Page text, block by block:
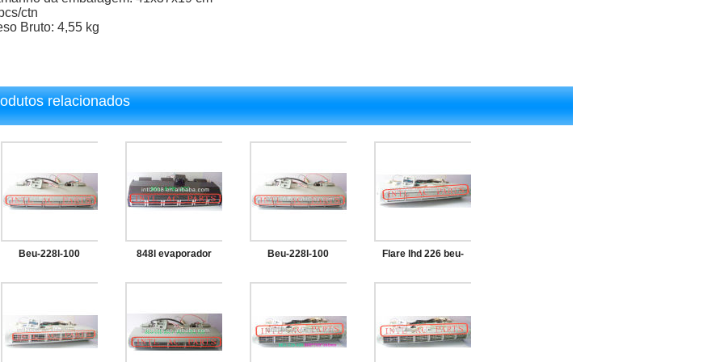
ctn
Bruto: 4,55 kg
relacionados
Beu-228l-100
ac um/c ar
condicionado
848l evaporador
assembléia beu-
848l-100 fórmula
Beu-228l-100
evaporador ac
unidade de
Flare lhd 226 beu-
ac ar condicionado
sob traço